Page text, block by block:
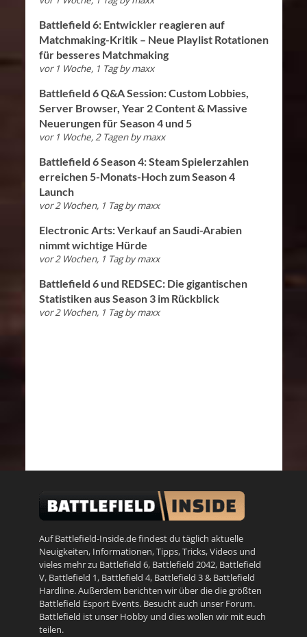
Battlefield 6: Entwickler reagieren auf
Matchmaking-Kritik – Neue Playlist Rotationen
für besseres Matchmaking
vor 1 Woche, 1 Tag bymaxx
Battlefield 6 Q&A Session: Custom Lobbies,
Server Browser, Year 2 Content & Massive
Neuerungen für Season 4 und 5
vor 1 Woche, 2 Tagen bymaxx
Battlefield 6 Season 4: Steam Spielerzahlen
erreichen 5-Monats-Hoch zum Season 4
Launch
vor 2 Wochen, 1 Tag bymaxx
Electronic Arts: Verkauf an Saudi-Arabien
nimmt wichtige Hürde
vor 2 Wochen, 1 Tag bymaxx
Battlefield 6 und REDSEC: Die gigantischen
Statistiken aus Season 3 im Rückblick
vor 2 Wochen, 1 Tag bymaxx
Auf Battlefield-Inside.de findest du täglich aktuelle
Neuigkeiten, Informationen, Tipps, Tricks, Videos und
vieles mehr zu Battlefield 6, Battlefield 2042, Battlefield
V, Battlefield 1, Battlefield 4, Battlefield 3& Battlefield
Hardline. Außerdem berichten wir über die die größten
Battlefield Esport Events. Besucht auch unser Forum.
Battlefield ist unser Hobby und dies wollen wir mit euch
teilen.